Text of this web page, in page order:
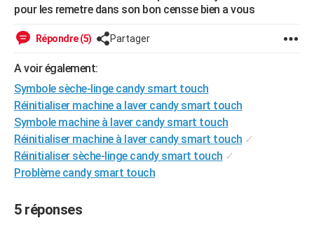
Forum
Aménagement intérieur
Extérieur
Cuisine
Salle de bains
Jardinage
Rangement
Guides de France
Escapades
Patrimoine
Expositions
Musées
Week-end nature
Art de vivre
Bien-être
Loisirs
Mode
Modes de vie
Alimentation
Guide de la santé
Maladies
Médicaments
Sommeil
VOYAGE
Destinations
City break
Voyage nature
Voyage de noces
Forum
Climat
PHOTO
GUIDES D'ACHAT
CARTE DE VOEUX
pour les remetre dans son bon censse bien a vous
Répondre (5) Partager
A voir également:
Symbole sèche-linge candy smart touch
Réinitialiser machine a laver candy smart touch
Symbole machine à laver candy smart touch
Réinitialiser machine à laver candy smart touch ✓
Réinitialiser sèche-linge candy smart touch ✓
Problème candy smart touch
5 réponses